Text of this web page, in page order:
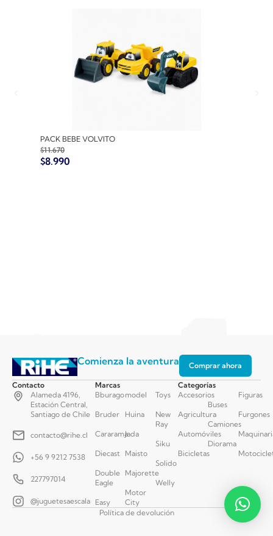
PACK BEBE VOLVITO
$11.670
$8.990
Comienza la aventura Comprar ahora
Contacto
Alameda 4196,
Estación Central,
Santiago de Chile
contacto@rihe.cl
+56 9 9212 7538
227797014
@juguetesaescala
Marcas
Bburago
Bruder
Cararama
Diecast
Double
Eagle
Easy
model
Huina
Jada
Maisto
Majorette
Motor
City
Toys
New
Ray
Siku
Solido
Welly
Categorías
Accesorios
Agricultura
Automóviles
Bicicletas
Buses
Camiones
Diorama
Figuras
Furgones
Política de devolución